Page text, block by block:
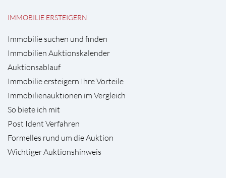
IMMOBILIE ERSTEIGERN
Immobilie suchen und finden
Immobilien Auktionskalender
Auktionsablauf
Immobilie ersteigern Ihre Vorteile
Immobilienauktionen im Vergleich
So biete ich mit
Post Ident Verfahren
Formelles rund um die Auktion
Wichtiger Auktionshinweis